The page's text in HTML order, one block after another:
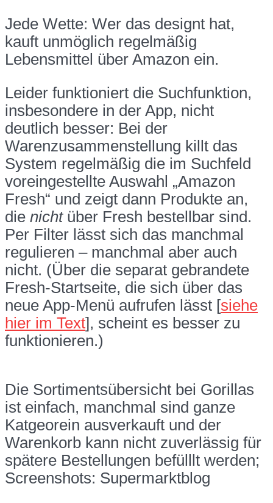
Jede Wette: Wer das designt hat,
kauft unmöglich regelmäßig
Lebensmittel über Amazon ein.
Leider funktioniert die Suchfunktion,
insbesondere in der App, nicht
deutlich besser: Bei der
Warenzusammenstellung killt das
System regelmäßig die im Suchfeld
voreingestellte Auswahl „Amazon
Fresh“ und zeigt dann Produkte an,
die nichtüber Fresh bestellbar sind.
Per Filter lässt sich das manchmal
regulieren – manchmal aber auch
nicht. (Über die separat gebrandete
Fresh-Startseite, die sich über das
neue App-Menü aufrufen lässt [siehe
hier im Text], scheint es besser zu
funktionieren.)
Die Sortimentsübersicht bei Gorillas
ist einfach, manchmal sind ganze
Katgeorein ausverkauft und der
Warenkorb kann nicht zuverlässig für
spätere Bestellungen befülllt werden;
Screenshots: Supermarktblog